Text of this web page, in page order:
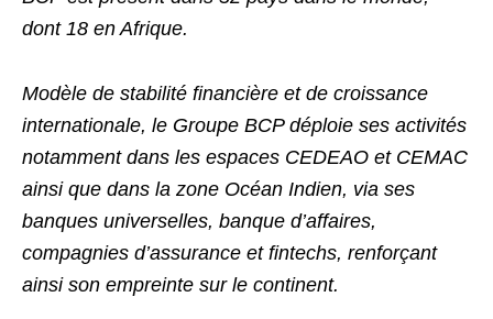
dont 18 en Afrique.
Modèle de stabilité financière et de croissance
internationale, le Groupe BCP déploie ses activités
notamment dans les espaces CEDEAO et CEMAC
ainsi que dans la zone Océan Indien, via ses
banques universelles, banque d’affaires,
compagnies d’assurance et fintechs, renforçant
ainsi son empreinte sur le continent.